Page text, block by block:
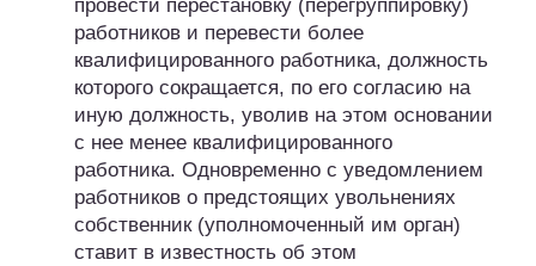
провести перестановку (перегруппировку)
работников и перевести более
квалифицированного работника, должность
которого сокращается, по его согласию на
иную должность, уволив на этом основании
с нее менее квалифицированного
работника. Одновременно с уведомлением
работников о предстоящих увольнениях
собственник (уполномоченный им орган)
ставит в известность об этом